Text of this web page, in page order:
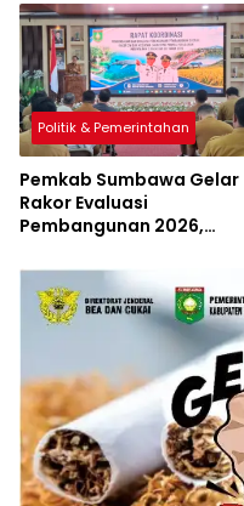
Politik & Pemerintahan
Pemkab Sumbawa Gelar
Rakor Evaluasi
Pembangunan 2026,
Perubahan Resmi
Diluncurkan